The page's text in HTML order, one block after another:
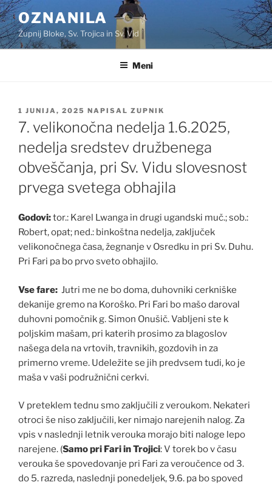
Skoči
na
vsebino
OZNANILA
Župnij Bloke, Sv. Trojica in Sv. Vid
Meni
OBJAVLJENO
DNE
1 JUNIJA, 2025 NAPISAL ZUPNIK
7. velikonočna nedelja 1.6.2025,
nedelja sredstev družbenega
obveščanja, pri Sv. Vidu slovesnost
prvega svetega obhajila
Godovi:tor.: Karel Lwanga in drugi ugandski muč.; sob.:
Robert, opat; ned.: binkoštna nedelja, zaključek
velikonočnega časa, žegnanje v Osredku in pri Sv. Duhu.
Pri Fari pa bo prvo sveto obhajilo.
Vse fare: Jutri me ne bo doma, duhovniki cerkniške
dekanije gremo na Koroško. Pri Fari bo mašo daroval
duhovni pomočnik g. Simon Onušič. Vabljeni ste k
poljskim mašam, pri katerih prosimo za blagoslov
našega dela na vrtovih, travnikih, gozdovih in za
primerno vreme. Udeležite se jih predvsem tudi, ko je
maša v vaši podružnični cerkvi.
V preteklem tednu smo zaključili z veroukom. Nekateri
otroci še niso zaključili, ker nimajo narejenih nalog. Za
vpis v naslednji letnik verouka morajo biti naloge lepo
narejene. (Samo pri Fari in Trojici: V torek bo v času
verouka še spovedovanje pri Fari za veroučence od 3.
do 5. razreda, naslednji ponedeljek, 9.6. pa bo spoved